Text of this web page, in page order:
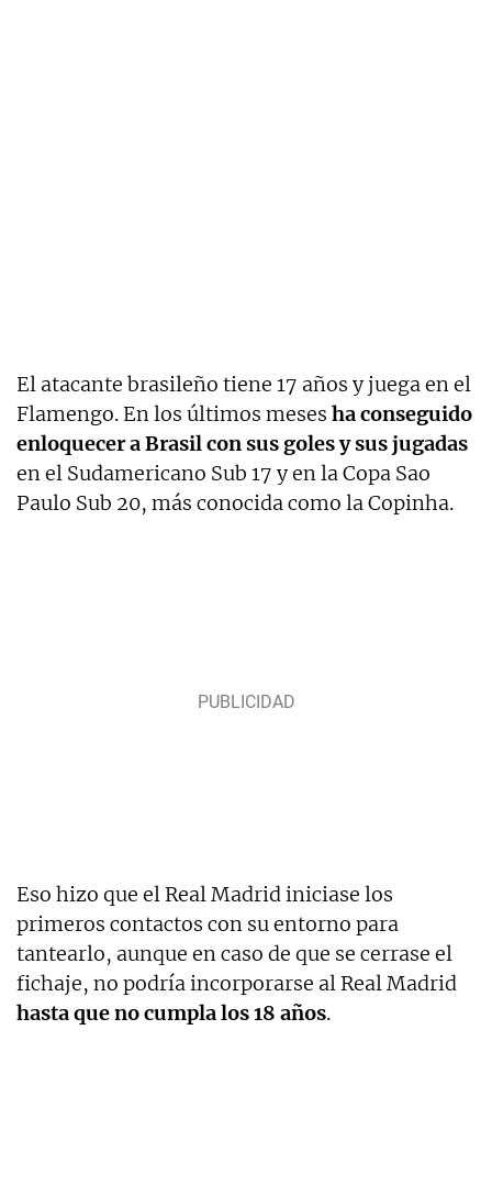
El atacante brasileño tiene 17 años y juega en el
Flamengo. En los últimos meses ha conseguido
enloquecer a Brasil con sus goles y sus jugadas
en el Sudamericano Sub 17 y en la Copa Sao
Paulo Sub 20, más conocida como la Copinha.
Eso hizo que el Real Madrid iniciase los
primeros contactos con su entorno para
tantearlo, aunque en caso de que se cerrase el
fichaje, no podría incorporarse al Real Madrid
hasta que no cumpla los 18 años.